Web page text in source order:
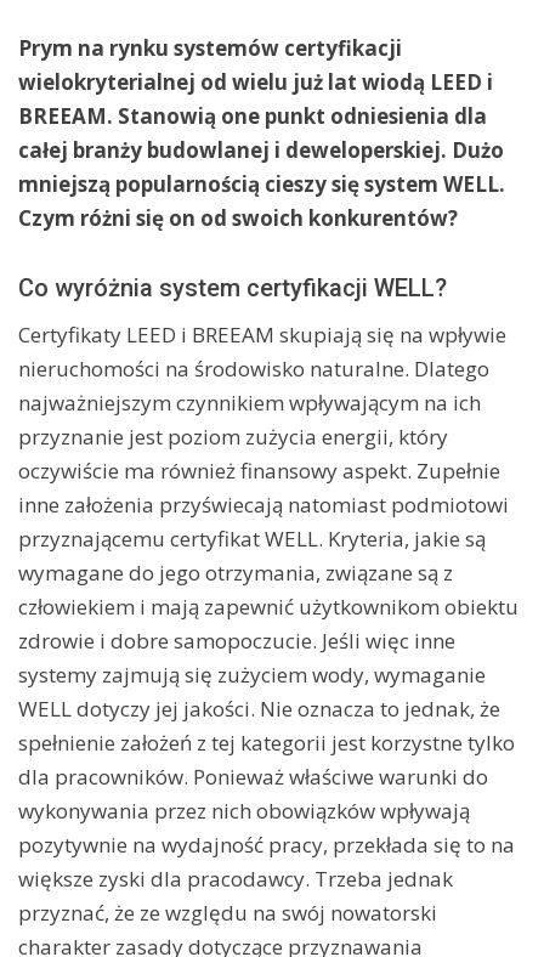
Prym na rynku systemów certyfikacji
wielokryterialnej od wielu już lat wiodą LEED i
BREEAM. Stanowią one punkt odniesienia dla
całej branży budowlanej i deweloperskiej. Dużo
mniejszą popularnością cieszy się system WELL.
Czym różni się on od swoich konkurentów?
Co wyróżnia system certyfikacji WELL?
Certyfikaty LEED i BREEAM skupiają się na wpływie
nieruchomości na środowisko naturalne. Dlatego
najważniejszym czynnikiem wpływającym na ich
przyznanie jest poziom zużycia energii, który
oczywiście ma również finansowy aspekt. Zupełnie
inne założenia przyświecają natomiast podmiotowi
przyznającemu certyfikat WELL. Kryteria, jakie są
wymagane do jego otrzymania, związane są z
człowiekiem i mają zapewnić użytkownikom obiektu
zdrowie i dobre samopoczucie. Jeśli więc inne
systemy zajmują się zużyciem wody, wymaganie
WELL dotyczy jej jakości. Nie oznacza to jednak, że
spełnienie założeń z tej kategorii jest korzystne tylko
dla pracowników. Ponieważ właściwe warunki do
wykonywania przez nich obowiązków wpływają
pozytywnie na wydajność pracy, przekłada się to na
większe zyski dla pracodawcy. Trzeba jednak
przyznać, że ze względu na swój nowatorski
charakter zasady dotyczące przyznawania